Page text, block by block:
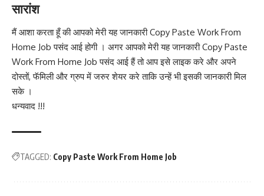
सारांश
मैं आशा करता हूँ की आपको मेरी यह जानकारी Copy Paste Work From
Home Job पसंद आई होगी । अगर आपको मेरी यह जानकारी Copy Paste
Work From Home Job पसंद आई हैं तो आप इसे लाइक करे और अपने
दोस्तों, फॅमिली और ग्रुप में जरुर शेयर करे ताकि उन्हें भी इसकी जानकारी मिल
सके ।
धन्यवाद !!!
TAGGED: Copy Paste Work From Home Job